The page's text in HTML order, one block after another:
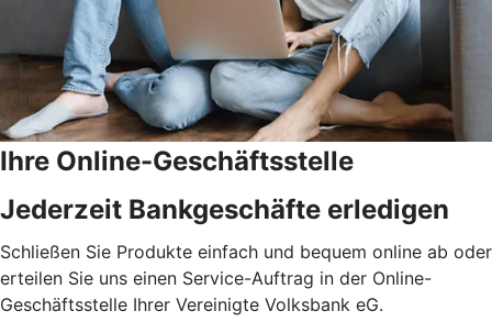
Ihre Online-Geschäftsstelle
Jederzeit Bankgeschäfte erledigen
Schließen Sie Produkte einfach und bequem online ab oder
erteilen Sie uns einen Service-Auftrag in der Online-
Geschäftsstelle Ihrer Vereinigte Volksbank eG.